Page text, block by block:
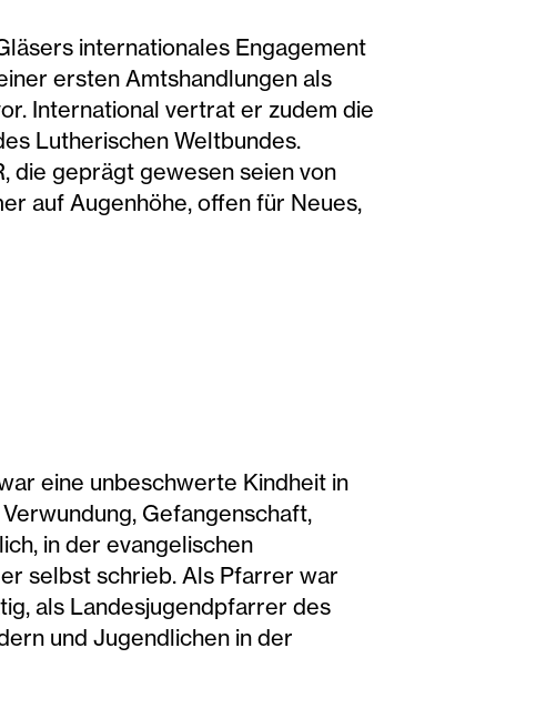
internationales Engagement
ersten Amtshandlungen als
International vertrat er zudem die
Lutherischen Weltbundes.
die geprägt gewesen seien von
auf Augenhöhe, offen für Neues,
eine unbeschwerte Kindheit in
Gefangenschaft,
in der evangelischen
selbst schrieb. Als Pfarrer war
als Landesjugendpfarrer des
und Jugendlichen in der